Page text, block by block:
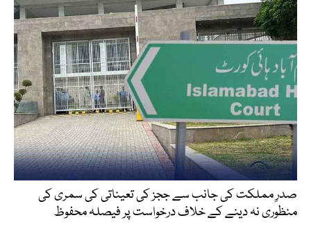
صدرِ مملکت کی جانب سے ججز کی تعیناتی کی سمری کی
منظوری نہ دینے کے خلاف درخواست پر فیصلہ محفوظ